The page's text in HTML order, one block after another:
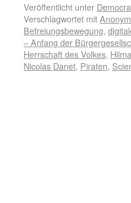
Veröffentlicht unter
Verschlagwortet mit
Befreiungsbewegung,
– Anfang der
Herrschaft des Volkes,
Nicolas Danet, Piraten,